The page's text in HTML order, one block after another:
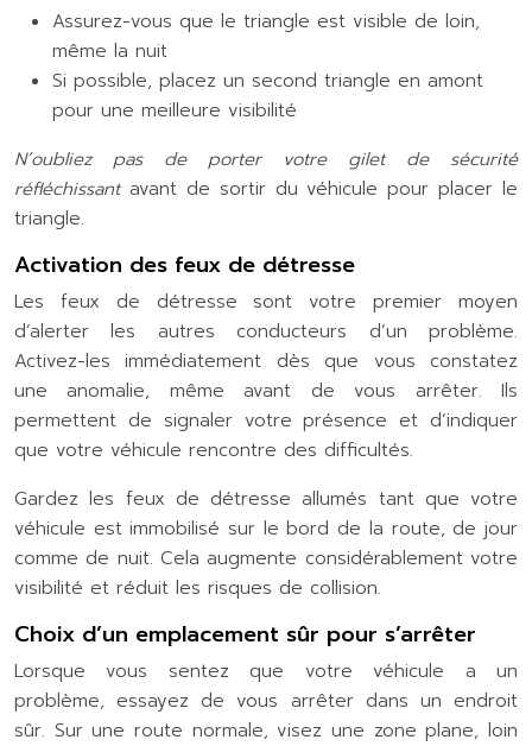
Assurez-vous que le triangle est visible de loin,
même la nuit
Si possible, placez un second triangle en amont
pour une meilleure visibilité
N’oubliez pas de porter votre gilet de sécurité
réfléchissant avant de sortir du véhicule pour placer le
triangle.
Activation des feux de détresse
Les feux de détresse sont votre premier moyen
d’alerter les autres conducteurs d’un problème.
Activez-les immédiatement dès que vous constatez
une anomalie, même avant de vous arrêter. Ils
permettent de signaler votre présence et d’indiquer
que votre véhicule rencontre des difficultés.
Gardez les feux de détresse allumés tant que votre
véhicule est immobilisé sur le bord de la route, de jour
comme de nuit. Cela augmente considérablement votre
visibilité et réduit les risques de collision.
Choix d’un emplacement sûr pour s’arrêter
Lorsque vous sentez que votre véhicule a un
problème, essayez de vous arrêter dans un endroit
sûr. Sur une route normale, visez une zone plane, loin